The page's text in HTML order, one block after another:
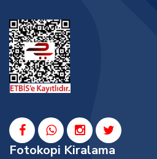
Fotokopi Kiralama